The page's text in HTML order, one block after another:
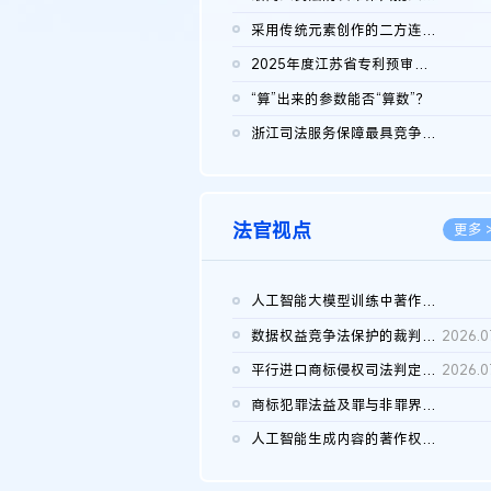
采用传统元素创作的二方连续装饰图案作品的独创性及侵权对比认定
2025年度江苏省专利预审典型案例
“算”出来的参数能否“算数”？
浙江司法服务保障最具竞争力营商环境建设典型案例（第二批）含侵...
法官视点 更多
人工智能大模型训练中著作权的合理使用
数据权益竞争法保护的裁判路径构建
平行进口商标侵权司法判定规则的困境与纾解
商标犯罪法益及罪与非罪界限研究
人工智能生成内容的著作权司法认定：演进逻辑、现实困境与规则建...